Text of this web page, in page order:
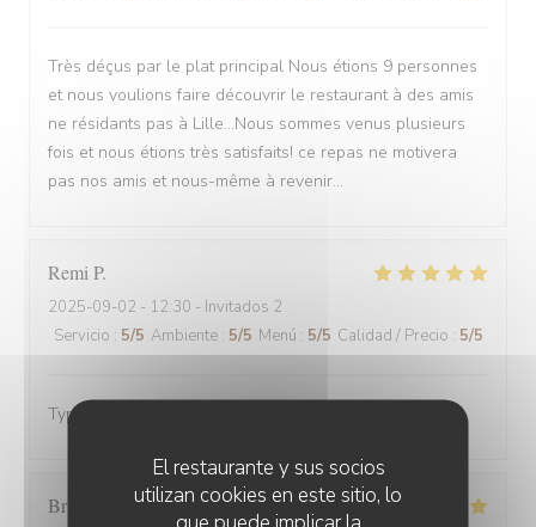
El restaurante y sus socios
utilizan cookies en este sitio, lo
Très déçus par le plat principal Nous étions 9 personnes
et nous voulions faire découvrir le restaurant à des amis
ne résidants pas à Lille...Nous sommes venus plusieurs
fois et nous étions très satisfaits! ce repas ne motivera
pas nos amis et nous-même à revenir...
Remi P
2025-09-02 - 12:30 - Invitados 2
Servicio : 5/5 Ambiente : 5/5 Menú : 5/5 Calidad / Precio : 5/5
Typique estaminet, très bon accueil
Brigitte